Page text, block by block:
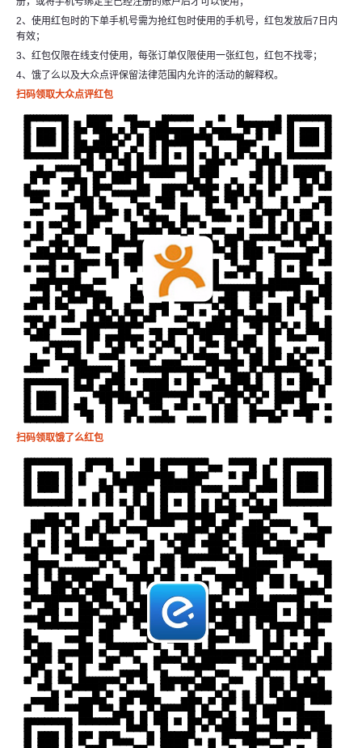
2、使用红包时的下单手机号需为抢红包时使用的手机号，红包发放后7日内
有效；
3、红包仅限在线支付使用，每张订单仅限使用一张红包，红包不找零；
4、饿了么以及大众点评保留法律范围内允许的活动的解释权。
扫码领取大众点评红包
扫码领取饿了么红包